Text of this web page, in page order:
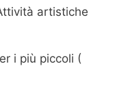
artistiche
i più piccoli (